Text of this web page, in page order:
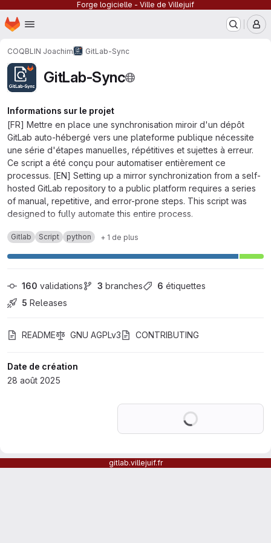
Forge logicielle - Ville de Villejuif
Passer au contenu principal
Page d'accueil
COQBLIN Joachim GitLab-Sync
GitLab-Sync
Informations sur le projet
[FR] Mettre en place une synchronisation miroir d'un dépôt
GitLab auto-hébergé vers une plateforme publique nécessite
une série d'étapes manuelles, répétitives et sujettes à erreur.
Ce script a été conçu pour automatiser entièrement ce
processus. [EN] Setting up a mirror synchronization from a self-
hosted GitLab repository to a public platform requires a series
of manual, repetitive, and error-prone steps. This script was
designed to fully automate this entire process.
Gitlab Script python + 1 de plus
160 validations 3 branches 6 étiquettes
5 Releases
README GNU AGPLv3 CONTRIBUTING
Date de création
28 août 2025
gitlab.villejuif.fr